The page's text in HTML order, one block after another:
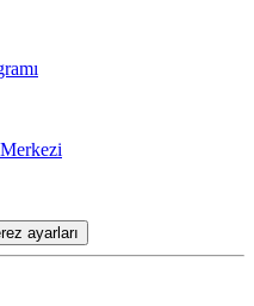
ayarları